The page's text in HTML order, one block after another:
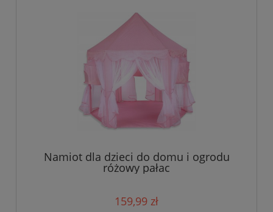
Namiot dla dzieci do domu i ogrodu
różowy pałac
159,99 zł